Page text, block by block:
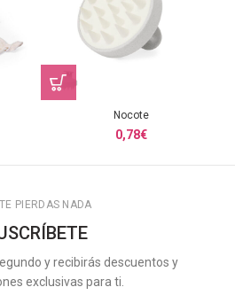
Nocote
0,78€
PIERDAS NADA
y recibirás descuentos y
exclusivas para ti.